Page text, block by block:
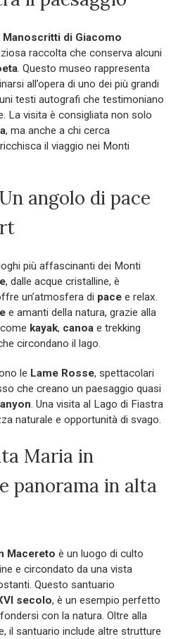
Manoscritti di Giacomo
raccolta che conserva alcuni
. Questo museo rappresenta
all’opera di uno dei più grandi
testi autografi che testimoniano
La visita è consigliata non solo
, ma anche a chi cerca
il viaggio nei Monti
angolo di pace
più affascinanti dei Monti
, dalle acque cristalline, è
un’atmosfera di pace e relax.
e amanti della natura, grazie alla
kayak, canoa e trekking
circondano il lago.
le Lame Rosse, spettacolari
che creano un paesaggio quasi
. Una visita al Lago di Fiastra
naturale e opportunità di svago.
Maria in
panorama in alta
Macereto è un luogo di culto
e circondato da una vista
Questo santuario
secolo, è un esempio perfetto
con la natura. Oltre alla
il santuario include altre strutture